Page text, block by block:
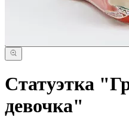
Статуэтка
девочка"